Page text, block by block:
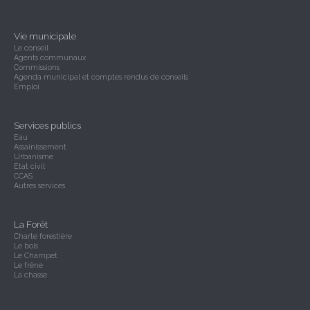
Vie municipale
Le conseil
Agents communaux
Commissions
Agenda municipal et comptes rendus de conseils
Emploi
Services publics
Eau
Assainissement
Urbanisme
Etat civil
CCAS
Autres services
La Forêt
Charte forestière
Le bois
Le Champet
Le frêne
La chasse